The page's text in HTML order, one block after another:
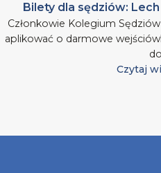
Bilety dla sędziów:
Członkowie Kolegium
aplikować o darmowe
do
Czytaj